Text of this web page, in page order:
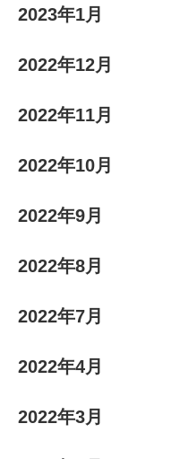
2023年1月
2022年12月
2022年11月
2022年10月
2022年9月
2022年8月
2022年7月
2022年4月
2022年3月